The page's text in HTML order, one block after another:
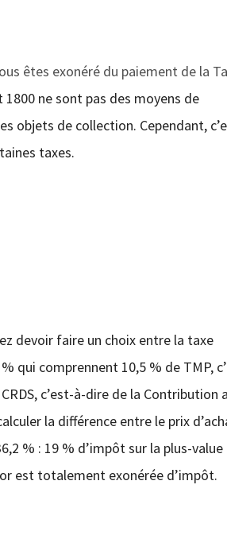
êtes exonéré du paiement de la
ne sont pas des moyens de
objets de collection. Cependant,
taxes.
devoir faire un choix entre la taxe
qui comprennent 10,5 % de TMP,
c’est-à-dire de la Contribution
la différence entre le prix
% : 19 % d’impôt sur la plus-
est totalement exonérée d’impôt.